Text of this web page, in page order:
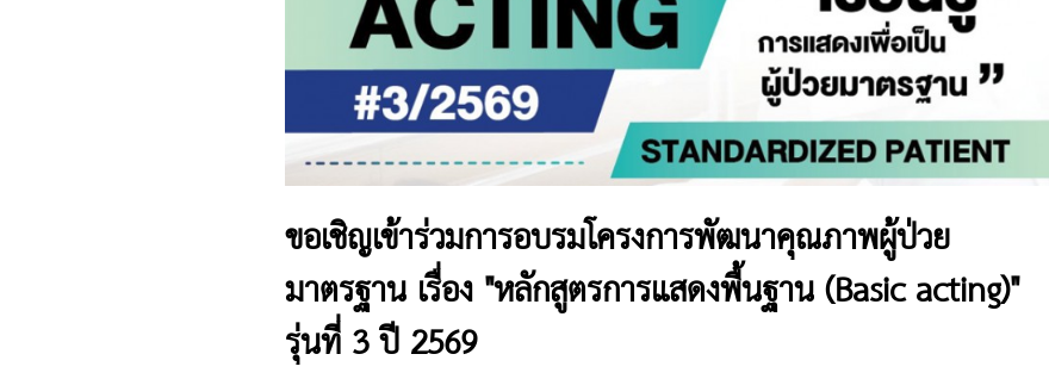
ขอเชิญเข้าร่วมการอบรมโครงการพัฒนาคุณภาพผู้ป่วย
มาตรฐาน เรื่อง "หลักสูตรการแสดงพื้นฐาน (Basic acting)"
รุ่นที่ 3 ปี 2569